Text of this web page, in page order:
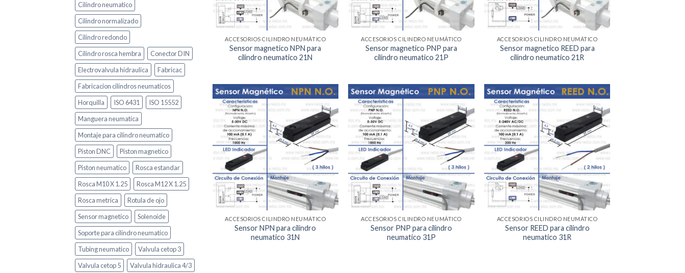
Cilindro neumatico
Cilindro normalizado
Cilindro redondo
Cilindro rosca hembra
Conector DIN
Electrovalvula hidraulica
Fabricac
Fabricacion cilindros neumaticos
Horquilla
ISO 6431
ISO 15552
Manguera neumatica
Montaje para cilindro neumatico
Piston DNC
Piston magnetico
Piston neumatico
Rosca estandar
Rosca M10 X 1.25
Rosca M12 X 1.25
Rosca metrica
Rotula de ojo
Sensor magnetico
Solenoide
Soporte para cilindro neumatico
Tubing neumatico
Valvula cetop 3
Valvula cetop 5
Valvula hidraulica 4/3
ACCESORIOS CILINDRO NEUMÁTICO
Sensor magnetico NPN para
cilindro neumatico 21N
ACCESORIOS CILINDRO NEUMÁTICO
Sensor magnetico PNP para
cilindro neumatico 21P
ACCESORIOS CILINDRO NEUMÁTICO
Sensor magnetico REED para
cilindro neumatico 21R
Agregar
a la
Lista de
deseos
ACCESORIOS CILINDRO NEUMÁTICO
Sensor NPN para cilindro
neumatico 31N
Agregar
a la
Lista de
deseos
ACCESORIOS CILINDRO NEUMÁTICO
Sensor PNP para cilindro
neumatico 31P
Agregar
a la
Lista de
deseos
ACCESORIOS CILINDRO NEUMÁTICO
Sensor REED para cilindro
neumatico 31R